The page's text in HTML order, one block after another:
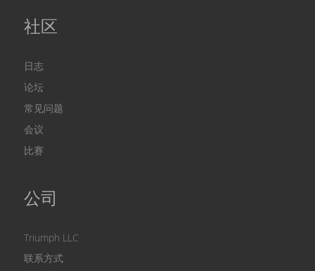
社区
日志
论坛
常见问题
会议
比赛
公司
Triumph LLC
联系方式